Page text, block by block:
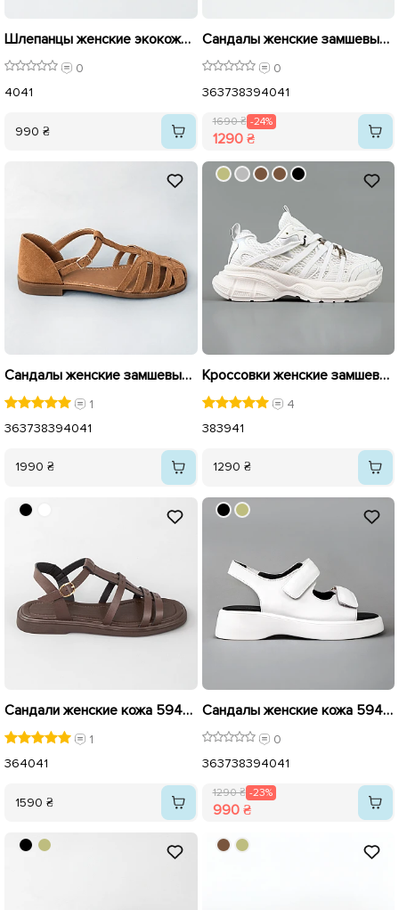
Шлепанцы женские экокожа 594724 Коричневі
0
4041
990 ₴
Сандалы женские замшевые 594437 Бежевые Коричневые. распродажа
0
363738394041
1690 ₴ -24%
1290 ₴
Сандалы женские замшевые 594446 Светло-коричневые.
1
363738394041
1990 ₴
Кроссовки женские замшевые сетка 595293 Белые
4
383941
1290 ₴
Сандали женские кожа 594432 Шоколадные
1
364041
1590 ₴
Сандалы женские кожа 594690 Белые распродажа
0
363738394041
1290 ₴ -23%
990 ₴